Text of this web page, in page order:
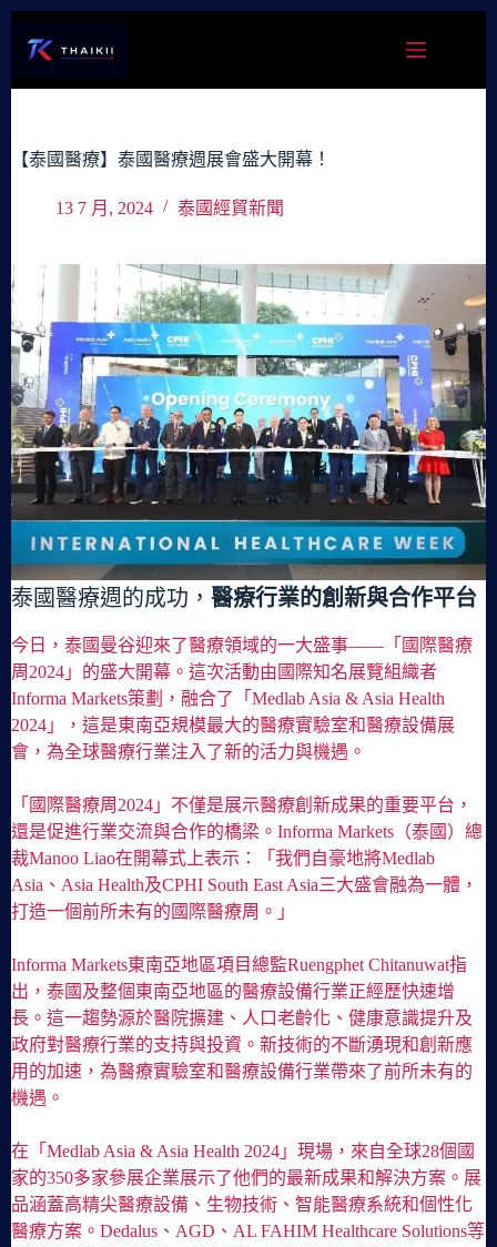
容
【泰國醫療】泰國醫療週展會盛大開幕！
13 7 月, 2024 泰國經貿新聞
泰國醫療週的成功， 醫療行業的創新與合作平台
今日，泰國曼谷迎來了醫療領域的一大盛事——「國際醫療
周2024」的盛大開幕。這次活動由國際知名展覽組織者
Informa Markets策劃，融合了「Medlab Asia & Asia Health
2024」，這是東南亞規模最大的醫療實驗室和醫療設備展
會，為全球醫療行業注入了新的活力與機遇。
「國際醫療周2024」不僅是展示醫療創新成果的重要平台，
還是促進行業交流與合作的橋梁。Informa Markets（泰國）總
裁Manoo Liao在開幕式上表示：「我們自豪地將Medlab
Asia、Asia Health及CPHI South East Asia三大盛會融為一體，
打造一個前所未有的國際醫療周。」
Informa Markets東南亞地區項目總監Ruengphet Chitanuwat指
出，泰國及整個東南亞地區的醫療設備行業正經歷快速增
長。這一趨勢源於醫院擴建、人口老齡化、健康意識提升及
政府對醫療行業的支持與投資。新技術的不斷湧現和創新應
用的加速，為醫療實驗室和醫療設備行業帶來了前所未有的
機遇。
在「Medlab Asia & Asia Health 2024」現場，來自全球28個國
家的350多家參展企業展示了他們的最新成果和解決方案。展
品涵蓋高精尖醫療設備、生物技術、智能醫療系統和個性化
醫療方案。Dedalus、AGD、AL FAHIM Healthcare Solutions等